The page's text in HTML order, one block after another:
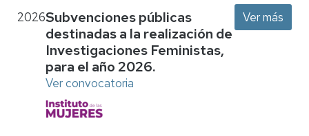
2026Subvenciones públicas
destinadas a la realización de
Investigaciones Feministas,
para el año 2026.
Ver convocatoria
Ver más